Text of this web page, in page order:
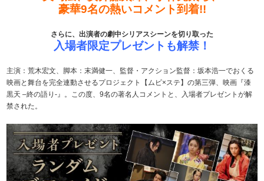
豪華9名の熱いコメント到着!!
さらに、出演者の劇中シリアスシーンを切り取った
入場者限定プレゼントも解禁！
主演：荒木宏文、脚本：末満健一、監督・アクション監督：坂本浩一でおくる
映画と舞台を完全連動させるプロジェクト【ムビ×ステ】の第三弾、映画『漆
黒天 –終の語り-』。この度、9名の著名人コメントと、入場者プレゼントが解
禁された。